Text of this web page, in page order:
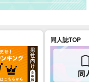
同人誌TOP